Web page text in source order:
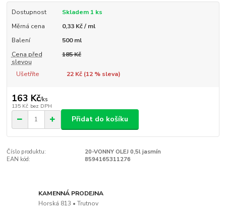
Dostupnost
Skladem 1 ks
Měrná cena
0,33 Kč / ml
Balení
500 ml
Cena před
slevou
185 Kč
Ušetříte 22 Kč (12% sleva)
163 Kč/ks
135 Kč bez DPH
Přidat do košíku
Číslo produktu:
20-VONNY OLEJ 0,5l jasmín
EAN kód:
8594165311276
KAMENNÁ PRODEJNA
Horská 813 • Trutnov